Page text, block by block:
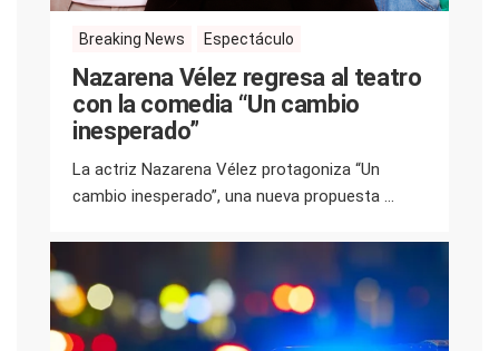
Breaking News Espectáculo
Nazarena Vélez regresa al teatro
con la comedia “Un cambio
inesperado”
La actriz Nazarena Vélez protagoniza “Un
cambio inesperado”, una nueva propuesta ...